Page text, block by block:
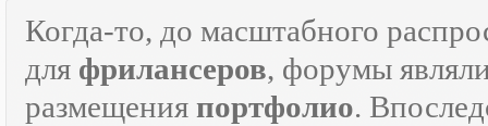
Когда-то, до масштабного
для фрилансеров, форумы
размещения портфолио.